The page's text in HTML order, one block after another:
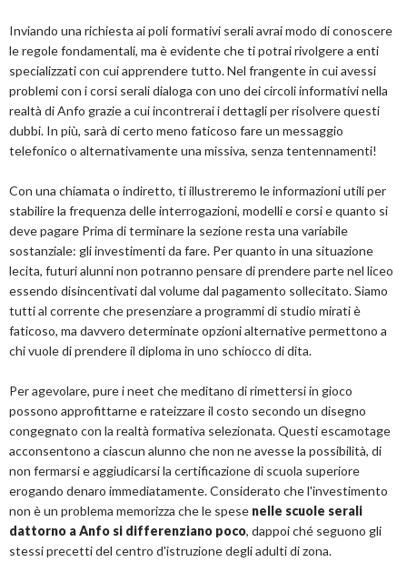
Inviando una richiesta ai poli formativi serali avrai modo di conoscere
le regole fondamentali, ma è evidente che ti potrai rivolgere a enti
specializzati con cui apprendere tutto. Nel frangente in cui avessi
problemi con i corsi serali dialoga con uno dei circoli informativi nella
realtà di Anfo grazie a cui incontrerai i dettagli per risolvere questi
dubbi. In più, sarà di certo meno faticoso fare un messaggio
telefonico o alternativamente una missiva, senza tentennamenti!
Con una chiamata o indiretto, ti illustreremo le informazioni utili per
stabilire la frequenza delle interrogazioni, modelli e corsi e quanto si
deve pagare Prima di terminare la sezione resta una variabile
sostanziale: gli investimenti da fare. Per quanto in una situazione
lecita, futuri alunni non potranno pensare di prendere parte nel liceo
essendo disincentivati dal volume dal pagamento sollecitato. Siamo
tutti al corrente che presenziare a programmi di studio mirati è
faticoso, ma davvero determinate opzioni alternative permettono a
chi vuole di prendere il diploma in uno schiocco di dita.
Per agevolare, pure i neet che meditano di rimettersi in gioco
possono approfittarne e rateizzare il costo secondo un disegno
congegnato con la realtà formativa selezionata. Questi escamotage
acconsentono a ciascun alunno che non ne avesse la possibilità, di
non fermarsi e aggiudicarsi la certificazione di scuola superiore
erogando denaro immediatamente. Considerato che l'investimento
non è un problema memorizza che le spese nelle scuole serali
dattorno a Anfo si differenziano poco, dappoi ché seguono gli
stessi precetti del centro d'istruzione degli adulti di zona.